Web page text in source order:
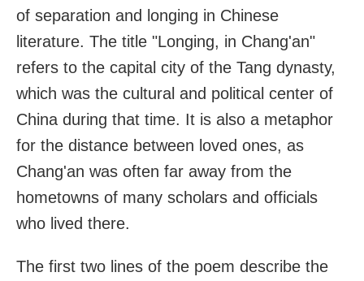
of separation and longing in Chinese
literature. The title "Longing, in Chang'an"
refers to the capital city of the Tang dynasty,
which was the cultural and political center of
China during that time. It is also a metaphor
for the distance between loved ones, as
Chang'an was often far away from the
hometowns of many scholars and officials
who lived there.
The first two lines of the poem describe the